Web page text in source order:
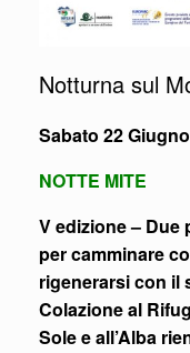
Notturna sul
Sabato 22
NOTTE MITE
V edizione – Due
per camminare
rigenerarsi con il
Colazione al
Sole e all’Alba